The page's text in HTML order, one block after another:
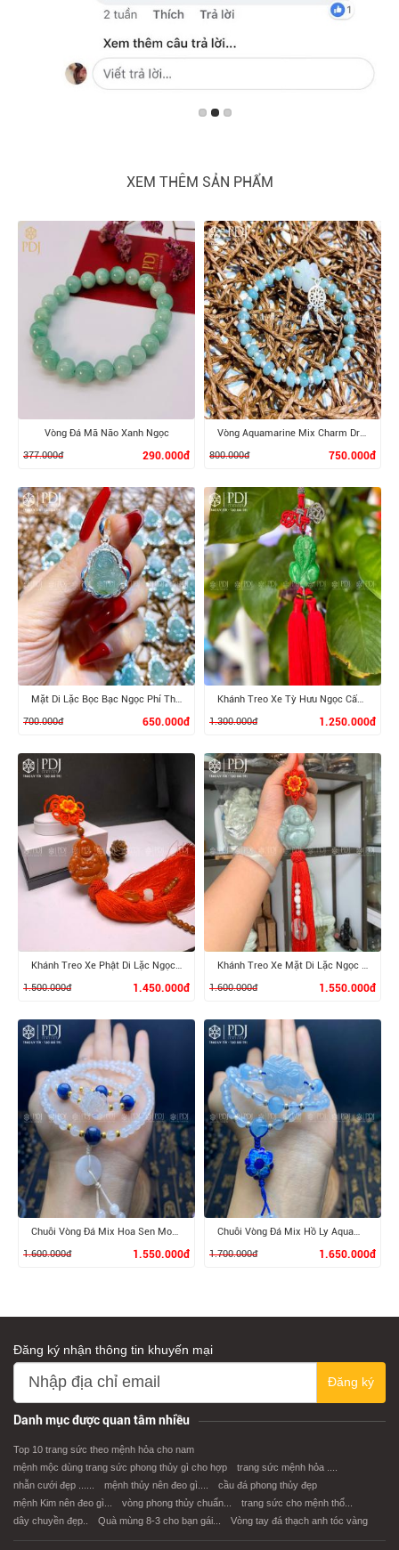
XEM THÊM SẢN PHẨM
XEM CHI TIẾT
Vòng Đá Mã Não Xanh Ngọc
377.000đ
290.000đ
XEM CHI TIẾT
Vòng Aquamarine Mix Charm Dreamcatcher Bạc
800.000đ
750.000đ
XEM CHI TIẾT
Mặt Di Lặc Bọc Bạc Ngọc Phỉ Thúy
700.000đ
650.000đ
XEM CHI TIẾT
Khánh Treo Xe Tỳ Hưu Ngọc Cẩm Thạch
1.300.000đ
1.250.000đ
XEM CHI TIẾT
Khánh Treo Xe Phật Di Lặc Ngọc Cẩm Thạch Huyết
1.500.000đ
1.450.000đ
XEM CHI TIẾT
Khánh Treo Xe Mặt Di Lặc Ngọc Cẩm Thạch
1.600.000đ
1.550.000đ
Chuỗi Vòng Đá Mix Hoa Sen Moonstone
1.600.000đ
1.550.000đ
Chuỗi Vòng Đá Mix Hồ Ly Aquamarine
1.700.000đ
1.650.000đ
Đăng ký nhận thông tin khuyến mại
Đăng ký
Danh mục được quan tâm nhiều
Top 10 trang sức theo mệnh hỏa cho nam
mệnh mộc dùng trang sức phong thủy gì cho hợp
trang sức mệnh hỏa ....
nhẫn cưới đẹp ......
mệnh thủy nên đeo gì....
cầu đá phong thủy đẹp
mệnh Kim nên đeo gì...
vòng phong thủy chuẩn...
trang sức cho mệnh thổ...
dây chuyền đẹp..
Quà mùng 8-3 cho bạn gái... Vòng tay đá thạch anh tóc vàng